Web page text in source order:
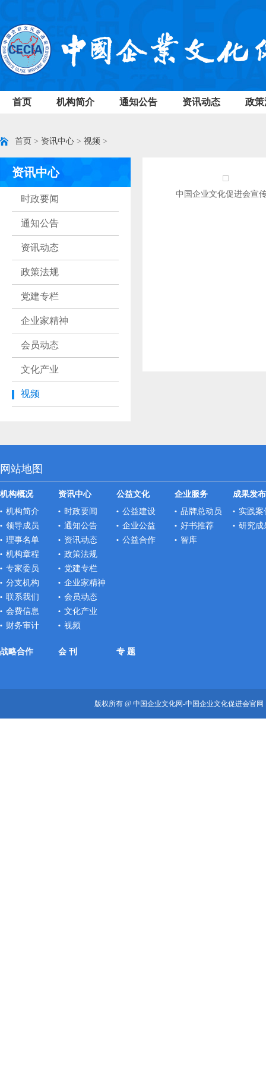
首页 机构简介 通知公告 资讯动态 政
首页 > 资讯中心 > 视频 >
资讯中心
时政要闻
通知公告
资讯动态
政策法规
党建专栏
企业家精神
会员动态
文化产业
视频
中国企业文化促进会宣
网站地图
机构概况
机构简介
领导成员
理事名单
机构章程
专家委员
分支机构
联系我们
会费信息
财务审计
资讯中心
时政要闻
通知公告
资讯动态
政策法规
党建专栏
企业家精神
会员动态
文化产业
视频
公益文化
公益建设
企业公益
公益合作
企业服务
品牌总动员
好书推荐
智库
成果发布
实践案
研究成
战略合作 会 刊 专 题
版权所有 @ 中国企业文化网-中国企业文化促进会官